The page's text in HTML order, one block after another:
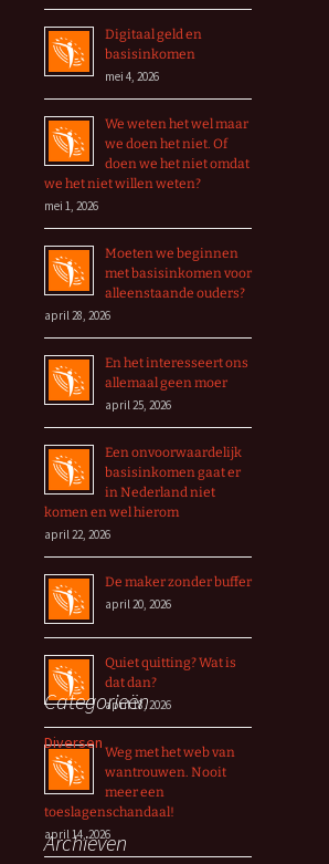
Digitaal geld en
basisinkomen
mei 4, 2026
We weten het wel maar
we doen het niet. Of
doen we het niet omdat
we het niet willen weten?
mei 1, 2026
Moeten we beginnen
met basisinkomen voor
alleenstaande ouders?
april 28, 2026
En het interesseert ons
allemaal geen moer
april 25, 2026
Een onvoorwaardelijk
basisinkomen gaat er
in Nederland niet
komen en wel hierom
april 22, 2026
De maker zonder buffer
april 20, 2026
Quiet quitting? Wat is
dat dan?
april 18, 2026
Weg met het web van
wantrouwen. Nooit
meer een
toeslagenschandaal!
april 14, 2026
Categorieën
Diversen
Archieven